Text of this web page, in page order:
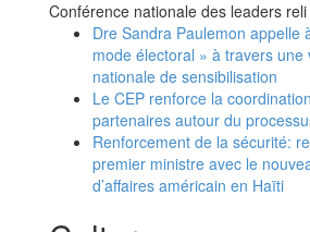
Conférence nationale des leaders reli
Dre Sandra Paulemon appelle
mode électoral » à travers une
nationale de sensibilisation
Le CEP renforce la
partenaires autour du
Renforcement de la sécurité:
premier ministre avec le
d’affaires américain en Haïti